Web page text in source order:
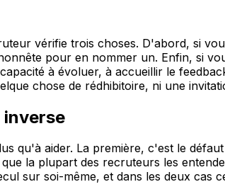
vérifie trois choses. D'abord, si
pour en nommer un. Enfin, si
à évoluer, à accueillir le
chose de rédhibitoire, ni une
qu'à aider. La première, c'est le
la plupart des recruteurs les
sur soi-même, et dans les deux cas